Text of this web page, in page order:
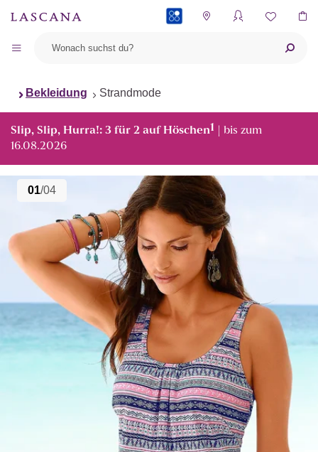
Bekleidung Strandmode
Slip, Slip, Hurra!: 3 für 2 auf Höschen1 | bis zum
16.08.2026
01/04